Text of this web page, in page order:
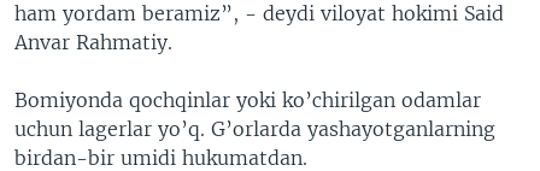
ham yordam beramiz”, - deydi viloyat hokimi Said
Anvar Rahmatiy.
Bomiyonda qochqinlar yoki ko’chirilgan odamlar
uchun lagerlar yo’q. G’orlarda yashayotganlarning
birdan-bir umidi hukumatdan.